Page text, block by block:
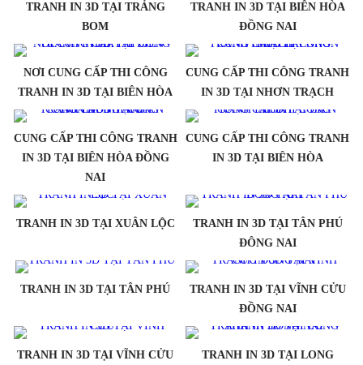
TRANH IN 3D TẠI TRẢNG
BOM
TRANH IN 3D TẠI BIÊN HÒA
ĐỒNG NAI
NƠI CUNG CẤP THI CÔNG
TRANH IN 3D TẠI BIÊN HÒA
CUNG CẤP THI CÔNG TRANH
IN 3D TẠI NHƠN TRẠCH
CUNG CẤP THI CÔNG TRANH
IN 3D TẠI BIÊN HÒA ĐỒNG
NAI
CUNG CẤP THI CÔNG TRANH
IN 3D TẠI BIÊN HÒA
TRANH IN 3D TẠI XUÂN LỘC
TRANH IN 3D TẠI TÂN PHÚ
ĐÔNG NAI
TRANH IN 3D TẠI TÂN PHÚ
TRANH IN 3D TẠI VĨNH CỬU
ĐỒNG NAI
TRANH IN 3D TẠI VĨNH CỬU
TRANH IN 3D TẠI LONG